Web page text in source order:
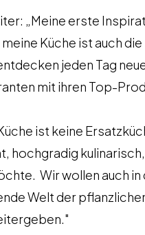
„Meine erste
meine Küche ist auch
jeden Tag
mit ihren Top-
ist keine
hochgradig
Wir wollen auch
Welt der